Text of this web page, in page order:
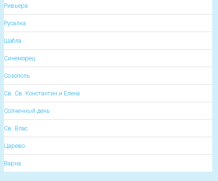
Ривьера
Русалка
Шабла
Синеморец
Созополь
Св. Св. Константин и Елена
Солнечный день
Св. Влас
Царево
Варна